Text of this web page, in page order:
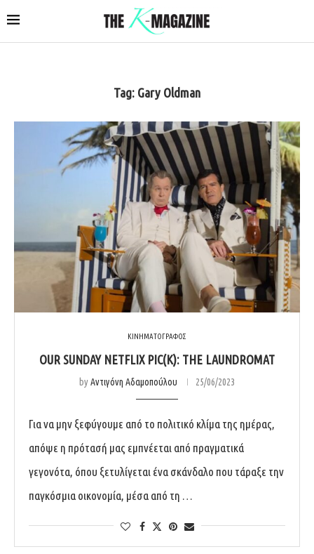
Tag: Gary Oldman
ΚΙΝΗΜΑΤΟΓΡΑΦΟΣ
OUR SUNDAY NETFLIX PIC(K): THE LAUNDROMAT
byΑντιγόνη Αδαμοπούλου 25/06/2023
Για να μην ξεφύγουμε από το πολιτικό κλίμα της ημέρας,
απόψε η πρότασή μας εμπνέεται από πραγματικά
γεγονότα, όπου ξετυλίγεται ένα σκάνδαλο που τάραξε την
παγκόσμια οικονομία, μέσα από τη …